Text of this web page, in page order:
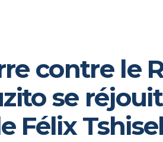
contre le
se
Félix